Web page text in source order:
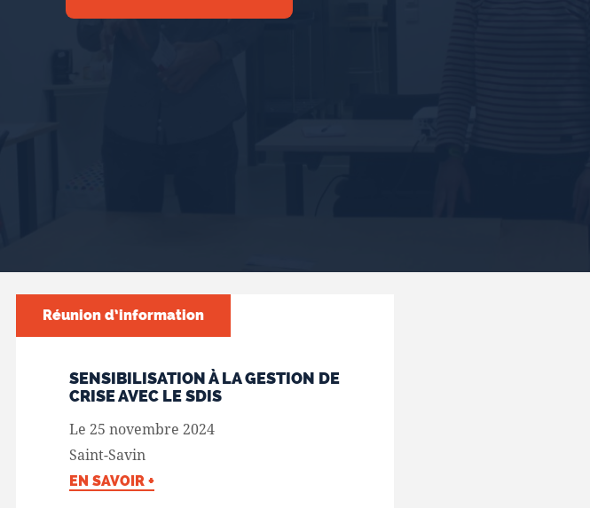
SENSIBILISATION À LA GESTION DE
CRISE AVEC LE SDIS
Le 25 novembre 2024
Saint-Savin
EN SAVOIR +
Réunion d’information